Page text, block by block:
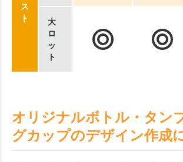
ス
ト
大
ロ
ッ
ト
オリジナルボトル・タン
グカップのデザイン作成